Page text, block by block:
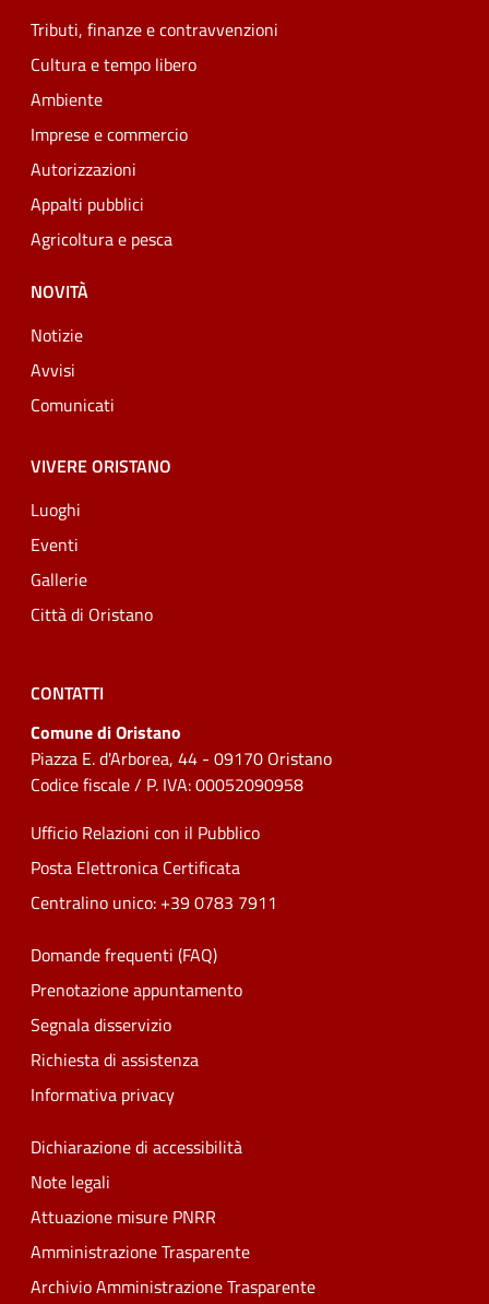
Tributi, finanze e contravvenzioni
Cultura e tempo libero
Ambiente
Imprese e commercio
Autorizzazioni
Appalti pubblici
Agricoltura e pesca
NOVITÀ
Notizie
Avvisi
Comunicati
VIVERE ORISTANO
Luoghi
Eventi
Gallerie
Città di Oristano
CONTATTI
Comune di Oristano
Piazza E. d'Arborea, 44 - 09170 Oristano
Codice fiscale / P. IVA: 00052090958
Ufficio Relazioni con il Pubblico
Posta Elettronica Certificata
Centralino unico: +39 0783 7911
Domande frequenti (FAQ)
Prenotazione appuntamento
Segnala disservizio
Richiesta di assistenza
Informativa privacy
Dichiarazione di accessibilità
Note legali
Attuazione misure PNRR
Amministrazione Trasparente
Archivio Amministrazione Trasparente